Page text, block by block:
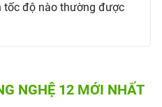
tốc độ nào thường được
NGHỆ 12 MỚI NHẤT